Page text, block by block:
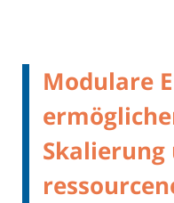
Modulare
Skalierung